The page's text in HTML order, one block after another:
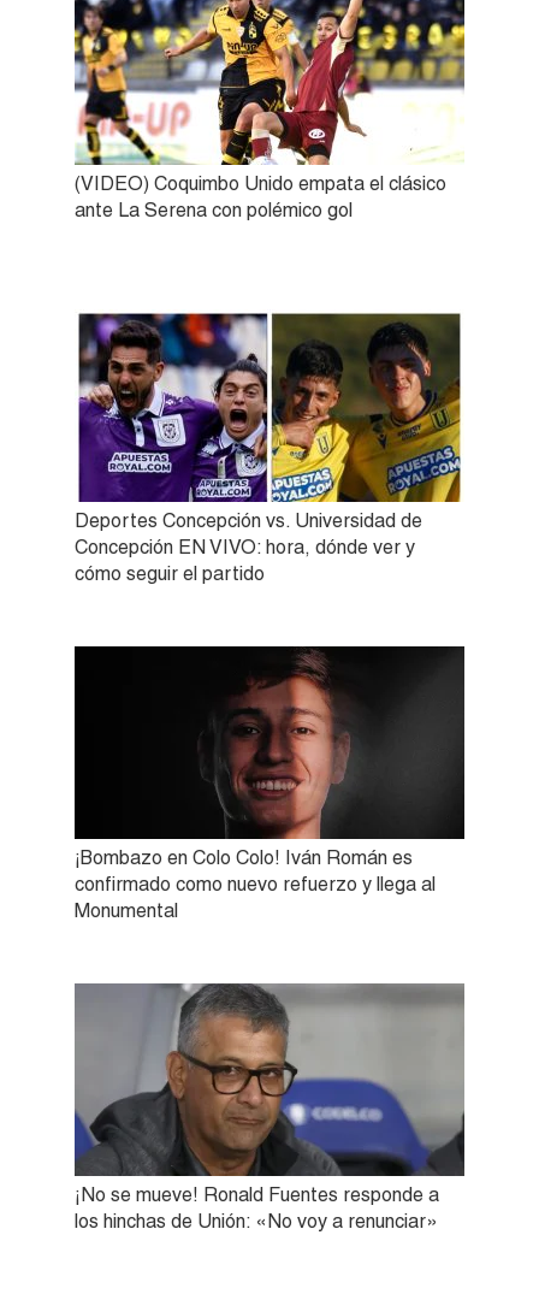
(VIDEO) Coquimbo Unido empata el clásico
ante La Serena con polémico gol
Deportes Concepción vs. Universidad de
Concepción EN VIVO: hora, dónde ver y
cómo seguir el partido
¡Bombazo en Colo Colo! Iván Román es
confirmado como nuevo refuerzo y llega al
Monumental
¡No se mueve! Ronald Fuentes responde a
los hinchas de Unión: «No voy a renunciar»